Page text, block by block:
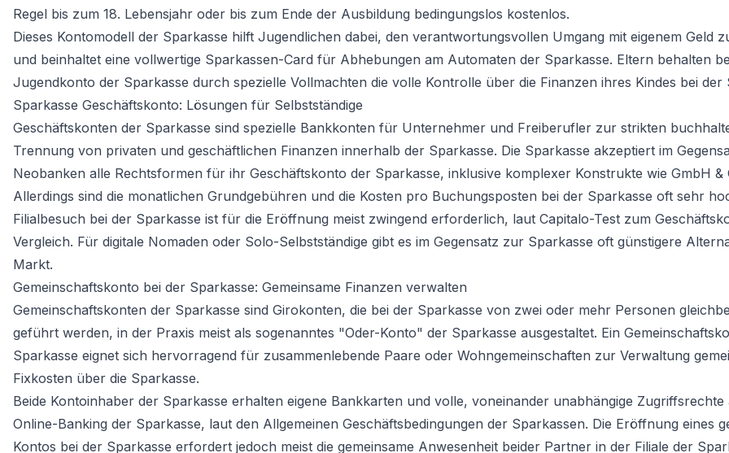
Regel bis zum 18. Lebensjahr oder bis zum Ende der Ausbildung bedingungslos kostenlos.
Dieses Kontomodell der Sparkasse hilft Jugendlichen dabei, den verantwortungsvollen Umgang mit eigenem Geld
und beinhaltet eine vollwertige Sparkassen-Card für Abhebungen am Automaten der Sparkasse. Eltern behalten
Jugendkonto der Sparkasse durch spezielle Vollmachten die volle Kontrolle über die Finanzen ihres Kindes bei der
Sparkasse Geschäftskonto: Lösungen für Selbstständige
Geschäftskonten der Sparkasse sind spezielle Bankkonten für Unternehmer und Freiberufler zur strikten
Trennung von privaten und geschäftlichen Finanzen innerhalb der Sparkasse. Die Sparkasse akzeptiert im
Neobanken alle Rechtsformen für ihr Geschäftskonto der Sparkasse, inklusive komplexer Konstrukte wie GmbH &
Allerdings sind die monatlichen Grundgebühren und die Kosten pro Buchungsposten bei der Sparkasse oft sehr
Filialbesuch bei der Sparkasse ist für die Eröffnung meist zwingend erforderlich, laut Capitalo-Test zum
Vergleich. Für digitale Nomaden oder Solo-Selbstständige gibt es im Gegensatz zur Sparkasse oft günstigere
Markt.
Gemeinschaftskonto bei der Sparkasse: Gemeinsame Finanzen verwalten
Gemeinschaftskonten der Sparkasse sind Girokonten, die bei der Sparkasse von zwei oder mehr Personen
geführt werden, in der Praxis meist als sogenanntes "Oder-Konto" der Sparkasse ausgestaltet. Ein
Sparkasse eignet sich hervorragend für zusammenlebende Paare oder Wohngemeinschaften zur Verwaltung
Fixkosten über die Sparkasse.
Beide Kontoinhaber der Sparkasse erhalten eigene Bankkarten und volle, voneinander unabhängige Zugriffsrechte
Online-Banking der Sparkasse, laut den Allgemeinen Geschäftsbedingungen der Sparkassen. Die Eröffnung eines
Kontos bei der Sparkasse erfordert jedoch meist die gemeinsame Anwesenheit beider Partner in der Filiale der